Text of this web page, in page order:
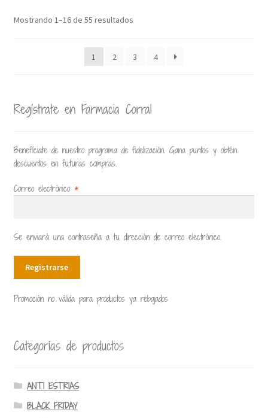
Mostrando 1–16 de 55 resultados
1 2 3 4
Regístrate en Farmacia Corral
Benefíciate de nuestro programa de fidelización. Gana puntos y obtén
descuentos en futuras compras.
Correo electrónico *
Se enviará una contraseña a tu dirección de correo electrónico.
Registrarse
Promoción no válida para productos ya rebajados
Categorías de productos
ANTI ESTRIAS
BLACK FRIDAY